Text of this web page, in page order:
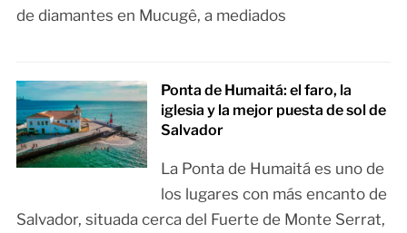
de diamantes en Mucugê, a mediados
Ponta de Humaitá: el faro, la
iglesia y la mejor puesta de sol de
Salvador
La Ponta de Humaitá es uno de
los lugares con más encanto de
Salvador, situada cerca del Fuerte de Monte Serrat,